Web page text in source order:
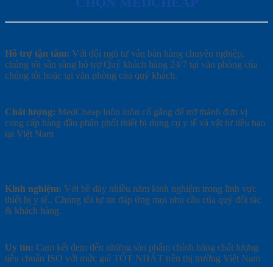
Hỗ trợ tận tâm: Với đội ngũ tư vấn bán hàng chuyên nghiệp,
chúng tôi sẵn sàng hỗ trợ Quý khách hàng 24/7 tại văn phòng của
chúng tôi hoặc tại văn phòng của quý khách.
Chất lượng: MedCheap luôn luôn cố gắng để trở thành đơn vị
cung cấp hàng đầu phân phối thiết bị dụng cụ y tế và vật tư tiêu hao
tại Việt Nam
Kinh nghiệm: Với bề dày nhiều năm kinh nghiệm trong lĩnh vực
thiết bị y tế.. Chúng tôi tự tin đáp ứng mọi nhu cầu của quý đối tác
& khách hàng.
Uy tín: Cam kết đem đến những sản phẩm chính hãng chất lượng
tiêu chuẩn ISO với mức giá TỐT NHẤT trên thị trường Việt Nam